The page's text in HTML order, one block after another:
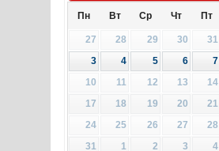
Пн Вт Ср Чт Пт
27 28 29 30 31
3
4 5 6 7
10
11 12 13 14
17
18 19 20 21
24
25 26 27 28
31
1 2 3 4